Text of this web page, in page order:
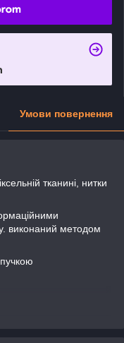
Умови повернення
тканині, нитки
виконаний методом